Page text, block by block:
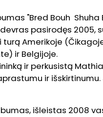
"Bred Bouh Shuha
pasirodęs 2005,
Amerikoje
ir Belgijoje.
ir perkusistą
ir
išleistas 2008